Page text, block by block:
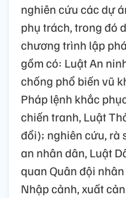
nghiên cứu các dự
phụ trách, trong đó
chương trình lập
gồm có: Luật An
chống phổ biến vũ
Pháp lệnh khắc
chiến tranh, Luật
đổi); nghiên cứu, rà
an nhân dân, Luật
quan Quân đội
Nhập cảnh, xuất